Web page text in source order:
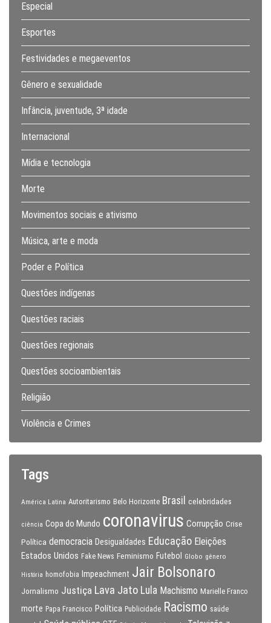
Especial
Esportes
Festividades e megaeventos
Gênero e sexualidade
Infância, juventude, 3ª idade
Internacional
Mídia e tecnologia
Morte
Movimentos sociais e ativismo
Música, arte e moda
Poder e Política
Questões indígenas
Questões raciais
Questões regionais
Questões socioambientais
Religião
Violência e Crimes
Tags
América Latina Autoritarismo Belo Horizonte Brasil celebridades
ciência Copa do Mundo coronavirus Corrupção Crise
Política democracia Desigualdades Educação Eleições
Estados Unidos Fake News Feminismo Futebol Globo gênero
História homofobia Impeachment Jair Bolsonaro
Jornalismo Justiça Lava Jato Lula Machismo Marielle Franco
morte Papa Francisco Política Publicidade Racismo saúde